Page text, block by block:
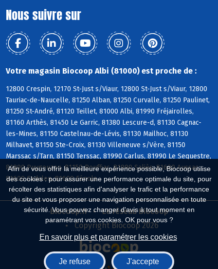
Afin de vous offrir la meilleure expérience possible, Biocoop utilise
des cookies : pour assurer une performance optimale du site, pour
récolter des statistiques afin d'analyser le trafic et la performance
du site et vous proposer une navigation personnalisée en toute
sécurité. Vous pouvez changer d'avis à tout moment en
paramétrant vos cookies. OK pour vous ?
En savoir plus et paramétrer les cookies
Je refuse J'accepte
Nous suivre sur
Votre magasin Biocoop Albi (81000) est proche de :
12800 Crespin, 12170 St-Just s/Viaur, 12800 St-Just s/Viaur, 12800
Tauriac-de-Naucelle, 81250 Alban, 81250 Curvalle, 81250 Paulinet,
81250 St-André, 81120 Teillet, 81000 Albi, 81990 Fréjairolles,
81160 Arthès, 81450 Le Garric, 81380 Lescure-d, 81130 Cagnac-
les-Mines, 81150 Castelnau-de-Lévis, 81130 Mailhoc, 81130
Milhavet, 81150 Ste-Croix, 81130 Villeneuve s/Vère, 81150
Marssac s/Tarn, 81150 Terssac, 81990 Carlus, 81990 Le Sequestre,
81990 Puygouzon, 81150 Rouffiac, 81990 Saliès, 81600 Aussac,
81600 Cadalen, 81600 Fénols
Biocoop.fr
Le réseau Biocoop
Copyright Biocoop 2026